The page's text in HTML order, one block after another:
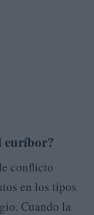
euríbor?
conflicto
en los tipos
Cuando la